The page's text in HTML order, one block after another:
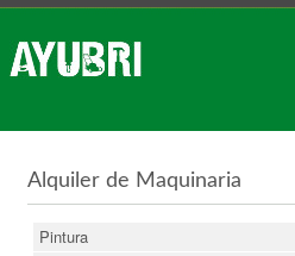
Alquiler de Maquinaria
Pintura